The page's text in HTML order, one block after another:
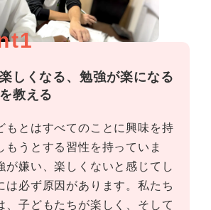
しくなる、勉強が楽になる
教える
もとはすべてのことに興味を持
もうとする習性を持っていま
が嫌い、楽しくないと感じてし
は必ず原因があります。私たち
、子どもたちが楽しく、そして